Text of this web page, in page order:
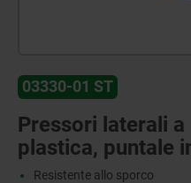
03330-01 ST
Pressori laterali
plastica, puntale
Resistente allo sporco